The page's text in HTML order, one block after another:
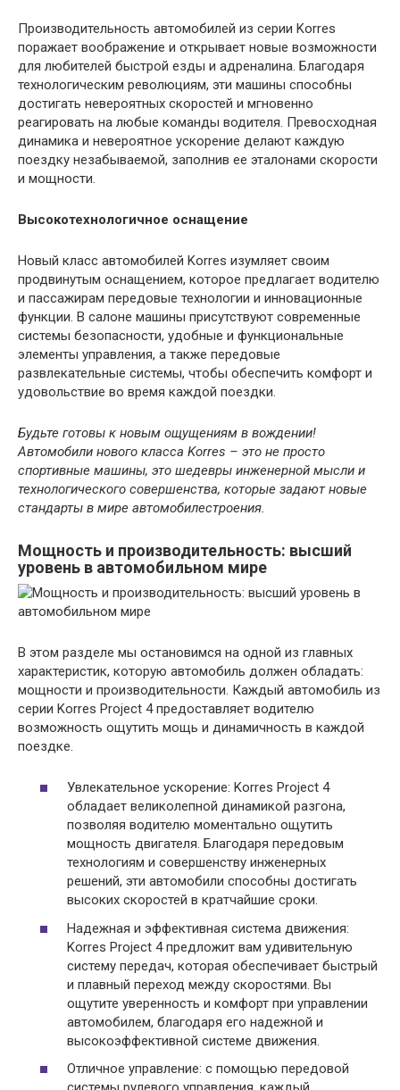
Производительность автомобилей из серии Korres
поражает воображение и открывает новые возможности
для любителей быстрой езды и адреналина. Благодаря
технологическим революциям, эти машины способны
достигать невероятных скоростей и мгновенно
реагировать на любые команды водителя. Превосходная
динамика и невероятное ускорение делают каждую
поездку незабываемой, заполнив ее эталонами скорости
и мощности.
Высокотехнологичное оснащение
Новый класс автомобилей Korres изумляет своим
продвинутым оснащением, которое предлагает водителю
и пассажирам передовые технологии и инновационные
функции. В салоне машины присутствуют современные
системы безопасности, удобные и функциональные
элементы управления, а также передовые
развлекательные системы, чтобы обеспечить комфорт и
удовольствие во время каждой поездки.
Будьте готовы к новым ощущениям в вождении!
Автомобили нового класса Korres – это не просто
спортивные машины, это шедевры инженерной мысли и
технологического совершенства, которые задают новые
стандарты в мире автомобилестроения.
Мощность и производительность: высший
уровень в автомобильном мире
В этом разделе мы остановимся на одной из главных
характеристик, которую автомобиль должен обладать:
мощности и производительности. Каждый автомобиль из
серии Korres Project 4 предоставляет водителю
возможность ощутить мощь и динамичность в каждой
поездке.
Увлекательное ускорение: Korres Project 4
обладает великолепной динамикой разгона,
позволяя водителю моментально ощутить
мощность двигателя. Благодаря передовым
технологиям и совершенству инженерных
решений, эти автомобили способны достигать
высоких скоростей в кратчайшие сроки.
Надежная и эффективная система движения:
Korres Project 4 предложит вам удивительную
систему передач, которая обеспечивает быстрый
и плавный переход между скоростями. Вы
ощутите уверенность и комфорт при управлении
автомобилем, благодаря его надежной и
высокоэффективной системе движения.
Отличное управление: с помощью передовой